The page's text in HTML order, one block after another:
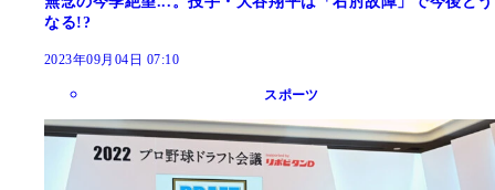
なる!?
2023年09月04日 07:10
スポーツ